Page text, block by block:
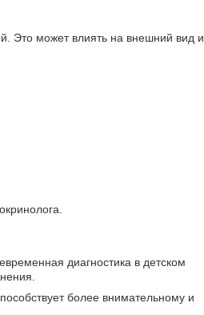
Это может влиять на внешний вид и
диагностика в детском
более внимательному и